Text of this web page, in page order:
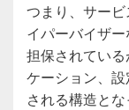
つまり、サー
イパーバイザ
担保されてい
ケーション、
される構造と